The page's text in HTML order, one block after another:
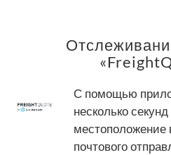
С помощью
несколько
почтового